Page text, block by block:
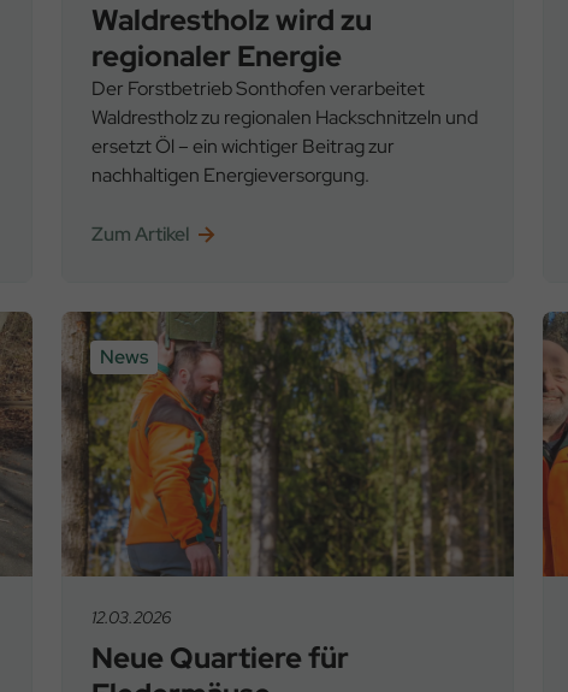
Waldrestholz wird zu
regionaler Energie
Der Forstbetrieb Sonthofen verarbeitet
Waldrestholz zu regionalen Hackschnitzeln und
ersetzt Öl – ein wichtiger Beitrag zur
nachhaltigen Energieversorgung.
Zum Artikel
News
12.03.2026
Neue Quartiere für